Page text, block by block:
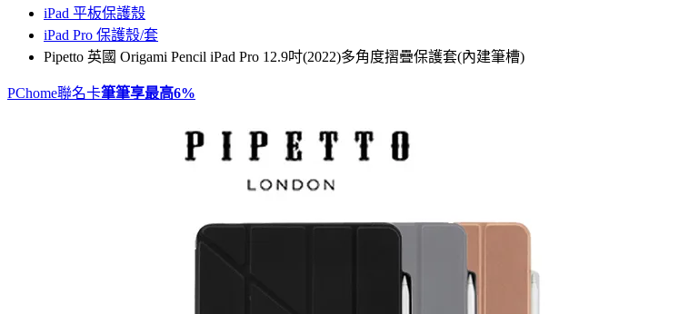
iPad 平板保護殼
iPad Pro 保護殼/套
Pipetto 英國 Origami Pencil iPad Pro 12.9吋(2022)多角度摺疊保護套(內建筆槽)
PChome聯名卡筆筆享最高6%